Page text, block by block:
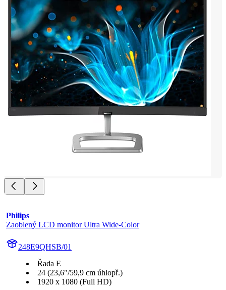
Philips
Zaoblený LCD monitor Ultra Wide-Color
248E9QHSB/01
Řada E
24 (23,6"/59,9 cm úhlopř.)
1920 x 1080 (Full HD)